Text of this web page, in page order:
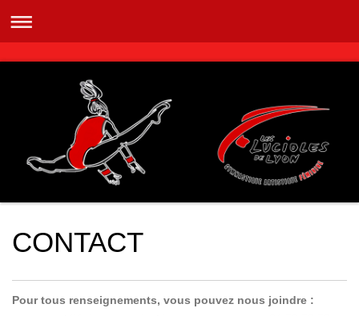
CONTACT
Pour tous renseignements, vous pouvez nous joindre :